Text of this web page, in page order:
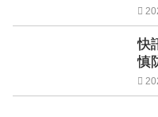
快
慎